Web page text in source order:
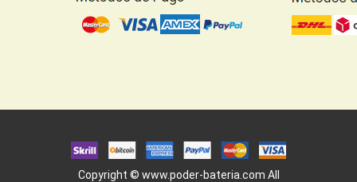
Copyright © www.poder-bateria.com All